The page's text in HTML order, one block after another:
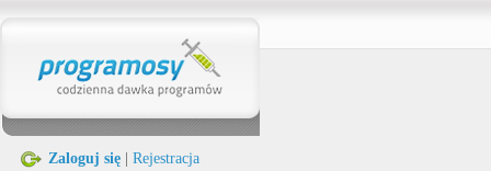
Zaloguj się Rejestracja